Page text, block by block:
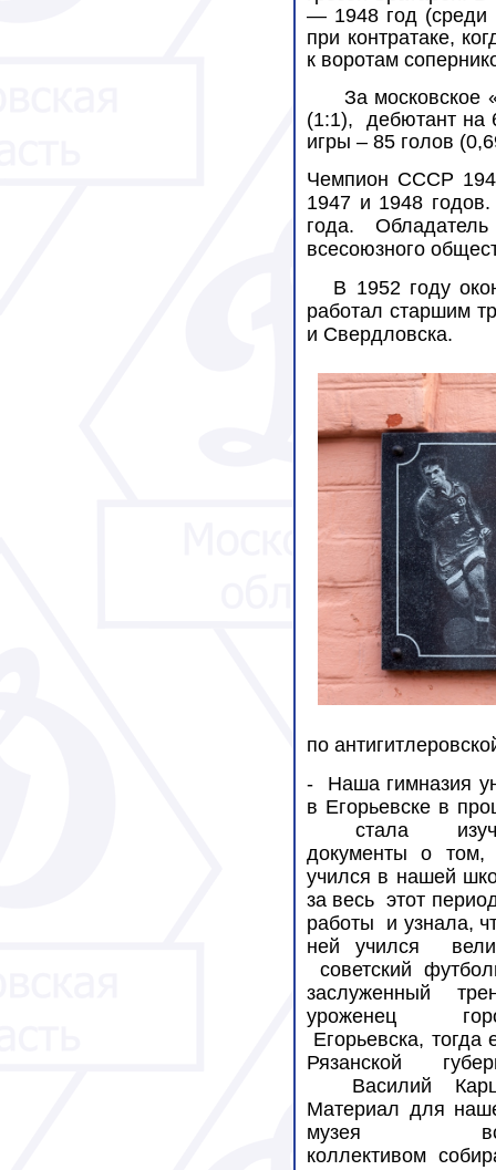
— 1948 год (среди
при контратаке,
к воротам
За московское
(1:1),
дебютант на
игры – 85 голов
Чемпион СССР
1947 и 1948
года.
всесоюзного
В 1952 году
работал старшим
и Свердловска.
по
-
Наша гимназия
в Егорьевске в
стала
документы о том,
учился в нашей
за весь этот
работы
и узнала,
ней учился
советский
заслуженный
уроженец
Егорьевска, тогда
Рязанской
Василий
Материал для
музея
коллективом